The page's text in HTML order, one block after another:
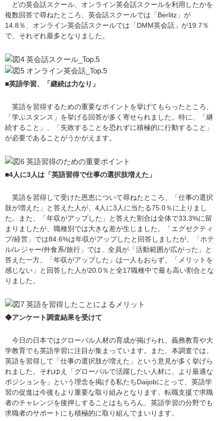
どの英会話スクール、オンライン英会話スクールを利用したかを
複数回答で尋ねたところ、英会話スクールでは「Berlitz」が
14.8％、オンライン英会話スクールでは「DMM英会話」が19.7％
で、それぞれ最多となりました。
■英語学習、「継続は力なり」
英語を習得するための重要なポイントを挙げてもらったところ、
「学ぶスタンス」を挙げる回答が多く寄せられました。特に、「継
続すること」、「失敗することを恐れずに積極的に行動すること」
が必要であることがうかがえます。
■4人に3人は「英語習得で仕事の選択肢増えた」
英語を習得して受けた恩恵について尋ねたところ、「仕事の選択
肢が増えた」と答えた人が、4人に3人に当たる75.0％に上りまし
た。また、「年収がアップした」と答えた割合は全体で33.3%に留
まりましたが、職種別では大きな差が生じました。「エグゼクティ
ブ/経営」では84.6%は年収がアップしたと回答しましたが、「ホテ
ル/レジャー/外食系/旅行」では、全員が「活動範囲が広がった」と
答えた一方、「年収がアップした」は一人もおらず、「メリットを
感じない」と回答した人が20.0％と全17職種中で最も高い割合とな
りました。
◆アンケート調査結果を受けて
今日の日本ではグローバル人材の育成が掲げられ、義務教育や大
学教育でも英語学習に注目が集まっています。また、本調査では、
英語を習得して「仕事の選択肢が増えた」という意見が多く挙げら
れました。それゆえ「グローバルで活躍したい人材に、より最適な
ポジションを」という理念を掲げる私たちDaijobにとって、英語学
習の促進は今後もより重要な取り組みとなります。転職支援で求職
者のチャレンジを後押しすることはもちろん、英語学習の分野でも
求職者のサポートにも積極的に取り組んでまいります。